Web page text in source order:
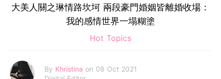
大美人關之琳情路坎坷 兩段豪門婚姻皆離婚收場：
我的感情世界一塌糊塗
Hot Topics
By Khristina on 08 Oct 2021